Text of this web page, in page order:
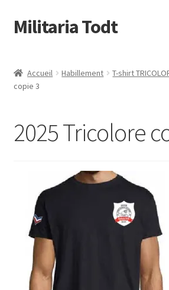
Aller
à
navigation
Aller
au
Militaria Todt
Qui sommes nous
Accueil Habillement T-shirt
copie 3
2025 Tricolore